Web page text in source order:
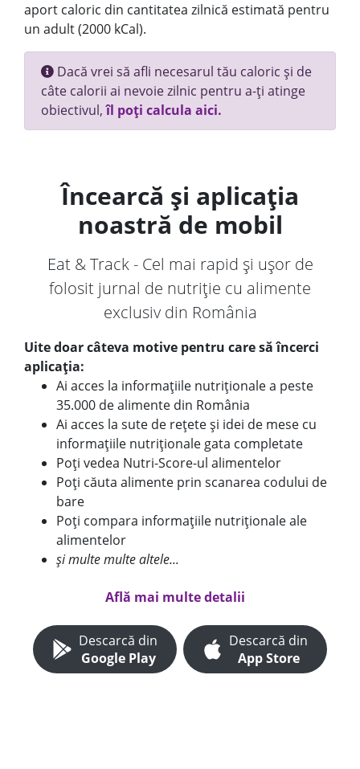
aport caloric din cantitatea zilnică estimată pentru
un adult (2000 kCal).
Dacă vrei să afli necesarul tău caloric și de
câte calorii ai nevoie zilnic pentru a-ți atinge
obiectivul,îl poți calcula aici.
Încearcă și aplicația
noastră de mobil
Eat & Track - Cel mai rapid și ușor de
folosit jurnal de nutriție cu alimente
exclusiv din România
Uite doar câteva motive pentru care să încerci
aplicația:
Ai acces la informațiile nutriționale a peste
35.000 de alimente din România
Ai acces la sute de rețete și idei de mese cu
informațiile nutriționale gata completate
Poți vedea Nutri-Score-ul alimentelor
Poți căuta alimente prin scanarea codului de
bare
Poți compara informațiile nutriționale ale
alimentelor
și multe multe altele...
Află mai multe detalii
Descarcă din
Google Play
Descarcă din
App Store